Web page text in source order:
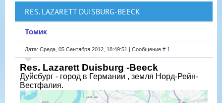
RES. LAZARETT DUISBURG-BEECK
Томик
Дата: Среда, 05 Сентября 2012, 18:49:51 | Сообщение # 1
Res. Lazarett Duisburg -Beeck
Дуйсбург - город в Германии , земля Норд-Рейн-
Вестфалия.